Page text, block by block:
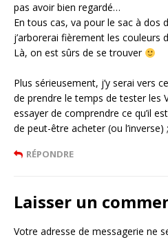
pas avoir bien regardé…
En tous cas, va pour le sac à dos
j’arborerai fièrement les couleurs
Là, on est sûrs de se trouver
Plus sérieusement, j’y serai vers
de prendre le temps de tester les
essayer de comprendre ce qu’il
de peut-être acheter (ou
RÉPONDRE
Laisser un
Votre adresse de messagerie ne